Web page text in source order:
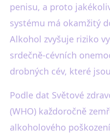
penisu, a proto
systému má okamžitý
Alkohol zvyšuje riziko
srdečně-cévních
drobných cév, které
Podle dat Světové
(WHO) každoročně
alkoholového